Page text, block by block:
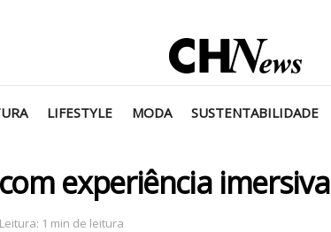
LIFESTYLE MODA SUSTENTABILIDADE
experiência imersiva
1 min de leitura